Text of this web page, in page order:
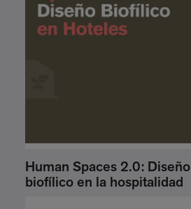
Human Spaces 2.0: Diseño
biofílico en la hospitalidad